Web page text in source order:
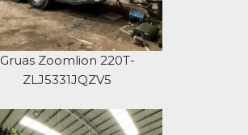
Gruas Zoomlion 220T-
ZLJ5331JQZV5